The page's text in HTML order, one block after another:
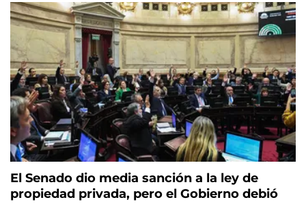
El Senado dio media sanción a la ley de
propiedad privada, pero el Gobierno debió